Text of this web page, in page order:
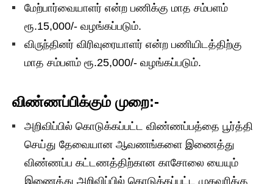
மேற்பார்வையாளர் என்ற பணிக்கு மாத சம்பளம்
ரூ.15,000/- வழங்கப்படும்.
விருந்தினர் விரிவுரையாளர் என்ற பணியிடத்திற்கு
மாத சம்பளம் ரூ.25,000/- வழங்கப்படும்.
விண்ணப்பிக்கும் முறை:-
அறிவிப்பில் கொடுக்கப்பட்ட விண்ணப்பத்தை பூர்த்தி
செய்து தேவையான ஆவணங்களை இணைத்து
விண்ணப்ப கட்டணத்திற்கான காசோலை யையும்
இணைத்து அறிவிப்பில் கொடுக்கப்பட்ட முகவரிக்கு